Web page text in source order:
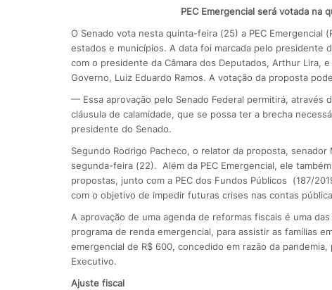
PEC Emergencial será votada na
O Senado vota nesta quinta-feira (25) a PEC Emergencial
estados e municípios. A data foi marcada pelo presidente
com o presidente da Câmara dos Deputados, Arthur Lira,
Governo, Luiz Eduardo Ramos. A votação da proposta
— Essa aprovação pelo Senado Federal permitirá, através
cláusula de calamidade, que se possa ter a brecha
presidente do Senado.
Segundo Rodrigo Pacheco, o relator da proposta,
segunda-feira (22). Além da PEC Emergencial, ele
propostas, junto com a PEC dos Fundos Públicos (187/
com o objetivo de impedir futuras crises nas contas
A aprovação de uma agenda de reformas fiscais é uma
programa de renda emergencial, para assistir as famílias
emergencial de R$ 600, concedido em razão da
Executivo.
Ajuste fiscal